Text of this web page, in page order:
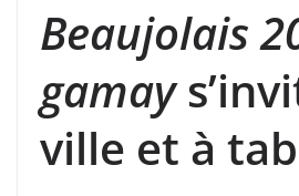
Beaujolais
gamay
ville et à